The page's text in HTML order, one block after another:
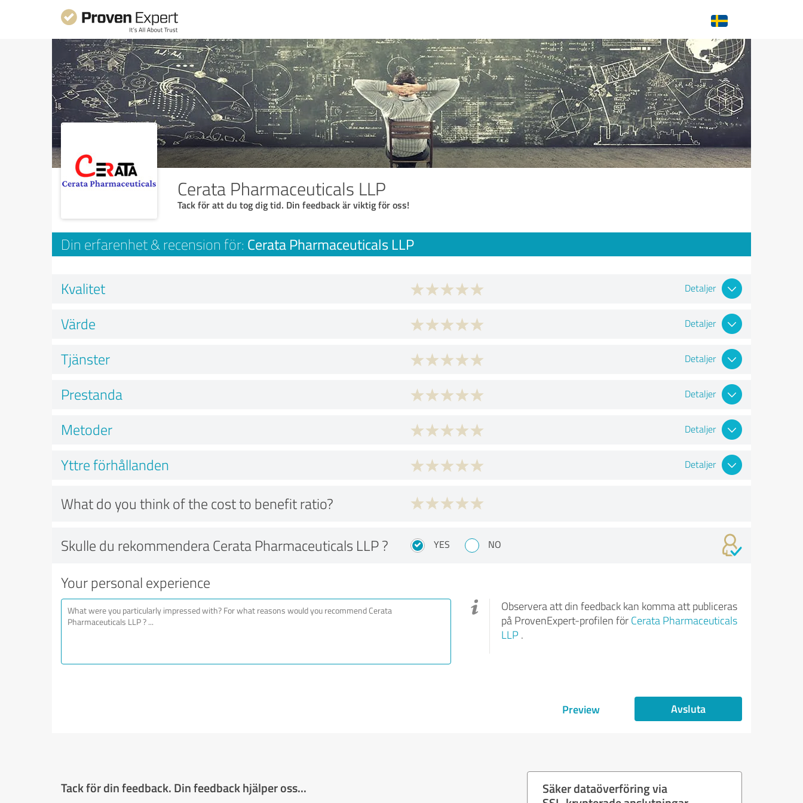
Cerata Pharmaceuticals LLP
Tack för att du tog dig tid. Din feedback är viktig för oss!
Din erfarenhet & recension för: Cerata Pharmaceuticals LLP
Kvalitet Detaljer
Värde Detaljer
Tjänster Detaljer
Prestanda Detaljer
Metoder Detaljer
Yttre förhållanden Detaljer
What do you think of the cost to benefit ratio?
Skulle du rekommendera Cerata Pharmaceuticals LLP ? YES NO
Your personal experience
Observera att din feedback kan komma att publiceras
på ProvenExpert-profilen för Cerata Pharmaceuticals
LLP .
Preview Avsluta
Tack för din feedback. Din feedback hjälper oss...
Säker dataöverföring via